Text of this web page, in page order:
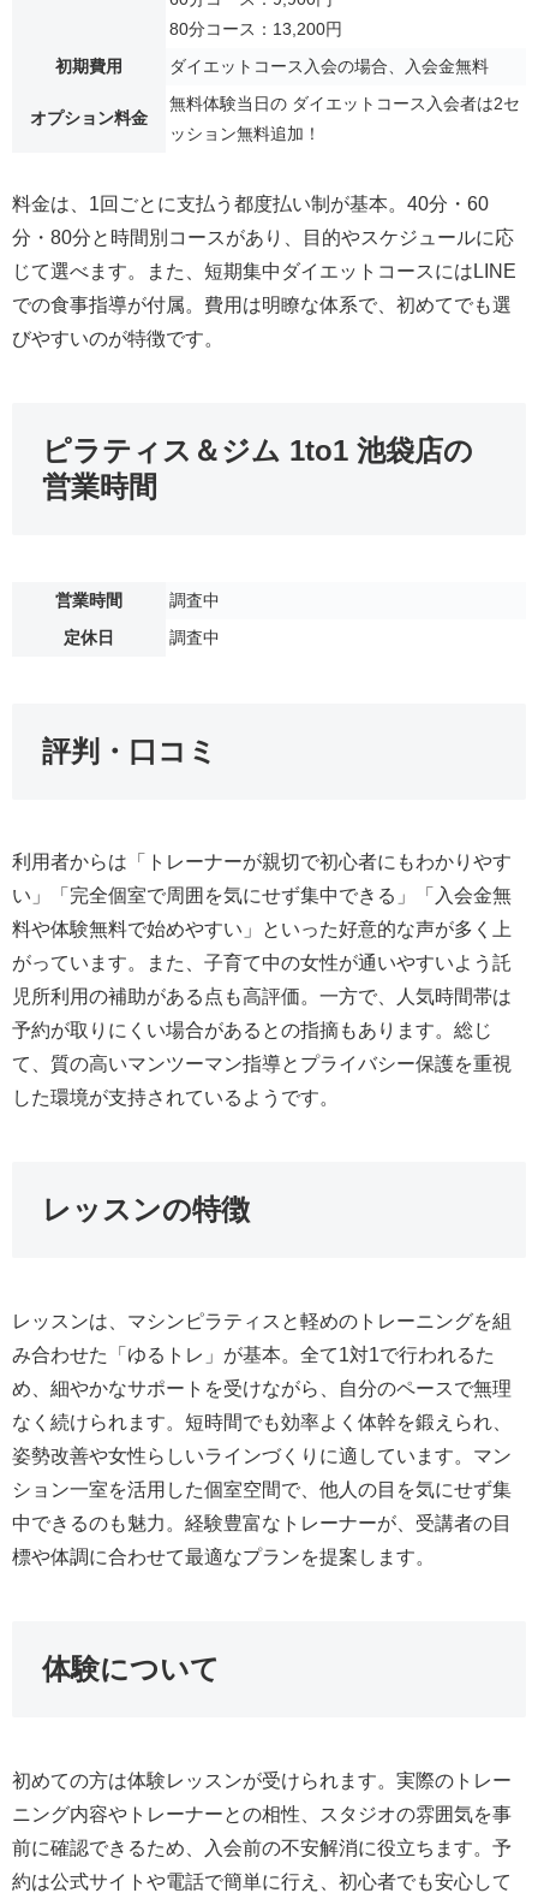
80分コース：13,200円
初期費用
ダイエットコース入会の場合、入会金無料
オプション料金
無料体験当日の ダイエットコース入会者は2セ
ッション無料追加！
料金は、1回ごとに支払う都度払い制が基本。40分・60
分・80分と時間別コースがあり、目的やスケジュールに応
じて選べます。また、短期集中ダイエットコースにはLINE
での食事指導が付属。費用は明瞭な体系で、初めてでも選
びやすいのが特徴です。
ピラティス＆ジム 1to1 池袋店の
営業時間
営業時間
調査中
定休日
調査中
評判・口コミ
利用者からは「トレーナーが親切で初心者にもわかりやす
い」「完全個室で周囲を気にせず集中できる」「入会金無
料や体験無料で始めやすい」といった好意的な声が多く上
がっています。また、子育て中の女性が通いやすいよう託
児所利用の補助がある点も高評価。一方で、人気時間帯は
予約が取りにくい場合があるとの指摘もあります。総じ
て、質の高いマンツーマン指導とプライバシー保護を重視
した環境が支持されているようです。
レッスンの特徴
レッスンは、マシンピラティスと軽めのトレーニングを組
み合わせた「ゆるトレ」が基本。全て1対1で行われるた
め、細やかなサポートを受けながら、自分のペースで無理
なく続けられます。短時間でも効率よく体幹を鍛えられ、
姿勢改善や女性らしいラインづくりに適しています。マン
ション一室を活用した個室空間で、他人の目を気にせず集
中できるのも魅力。経験豊富なトレーナーが、受講者の目
標や体調に合わせて最適なプランを提案します。
体験について
初めての方は体験レッスンが受けられます。実際のトレー
ニング内容やトレーナーとの相性、スタジオの雰囲気を事
前に確認できるため、入会前の不安解消に役立ちます。予
約は公式サイトや電話で簡単に行え、初心者でも安心して